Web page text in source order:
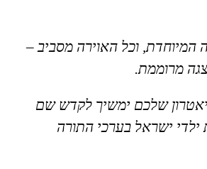
המיוחדת, וכל האוירה מסביב –
מרוממת.
שלכם ימשיך לקדש שם
ישראל בערכי התורה